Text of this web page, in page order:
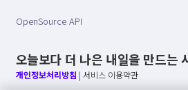
OpenSource API
오늘보다 더 나은 내일을 만드는
개인정보처리방침 | 서비스 이용약관